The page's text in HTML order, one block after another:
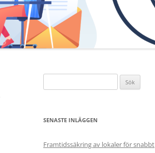
efter:
SENASTE INLÄGGEN
Framtidssäkring av lokaler för snabbt